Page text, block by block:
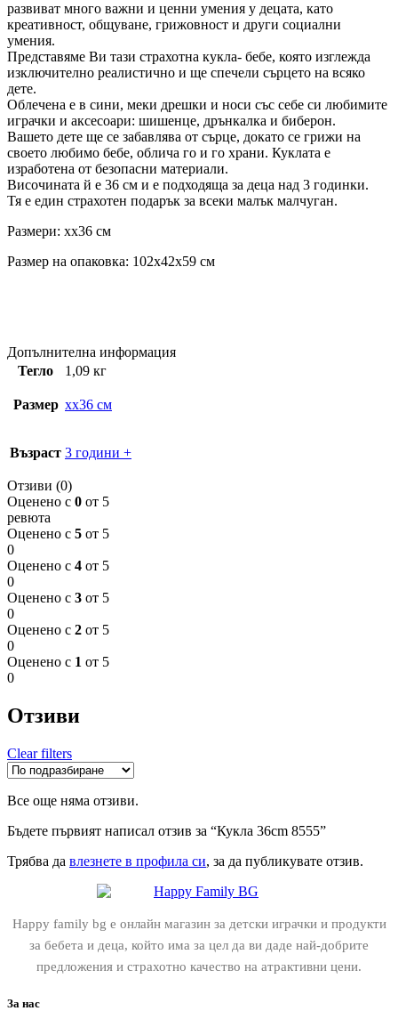
развиват много важни и ценни умения у децата, като
креативност, общуване, грижовност и други социални
умения.
Представяме Ви тази страхотна кукла- бебе, която изглежда
изключително реалистично и ще спечели сърцето на всяко
дете.
Облечена е в сини, меки дрешки и носи със себе си любимите
играчки и аксесоари: шишенце, дрънкалка и биберон.
Вашето дете ще се забавлява от сърце, докато се грижи на
своето любимо бебе, облича го и го храни. Куклата е
изработена от безопасни материали.
Височината й е 36 см и е подходяща за деца над 3 годинки.
Тя е един страхотен подарък за всеки малък малчуган.
Размери: xx36 см
Размер на опаковка: 102x42x59 см
Допълнителна информация
Тегло
1,09 кг
Размер xx36 см
Възраст 3 години +
Отзиви (0)
Оценено с 0 от 5
ревюта
Оценено с 5 от 5
0
Оценено с 4 от 5
0
Оценено с 3 от 5
0
Оценено с 2 от 5
0
Оценено с 1 от 5
0
Отзиви
Clear filters
Все още няма отзиви.
Бъдете първият написал отзив за “Кукла 36cm 8555”
Трябва да влезнете в профила си, за да публикувате отзив.
Happy family bg е онлайн магазин за детски играчки и продукти
за бебета и деца, който има за цел да ви даде най-добрите
предложения и страхотно качество на атрактивни цени.
За нас